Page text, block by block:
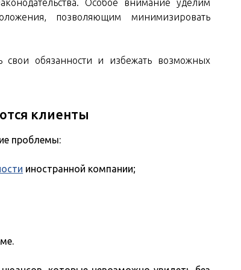
Особое внимание уделим
позволяющим минимизировать
обязанности и избежать возможных
клиенты
проблемы:
иностранной компании;